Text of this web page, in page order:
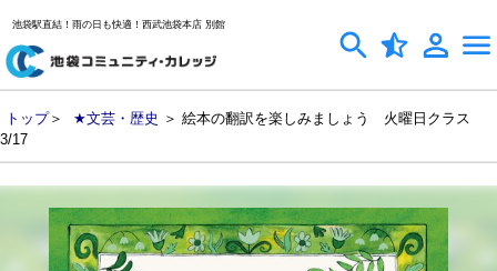
池袋駅直結！雨の日も快適！西武池袋本店 別館
トップ＞ ★文芸・歴史 ＞ 絵本の翻訳を楽しみましょう 火曜日クラス
3/17